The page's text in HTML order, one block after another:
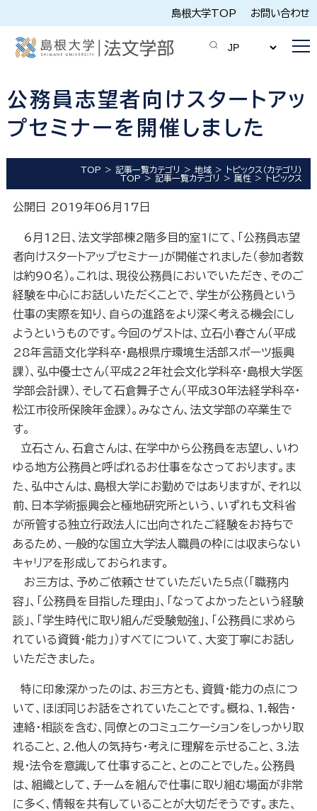
島根大学TOP お問い合わせ
公務員志望者向けスタートアッ
プセミナーを開催しました
TOP 記事一覧カテゴリ 地域
トピックス（カテゴリ）
TOP
記事一覧カテゴリ 属性 トピックス
公開日 2019年06月17日
6 月 12 日、法文学部棟2 階多目的室1 にて、「公務員志望
者向けスタートアップセミナー」が開催されました（参加者数
は約90名）。これは、現役公務員においでいただき、そのご
経験を中心にお話しいただくことで、学生が公務員という
仕事の実際を知り、自らの進路をより深く考える機会にし
ようというものです。今回のゲストは、立石小春さん（平成
28年言語文化学科卒・島根県庁環境生活部スポーツ振興
課）、弘中優士さん（平成22年社会文化学科卒・島根大学医
学部会計課）、そして石倉舞子さん（平成30年法経学科卒・
松江市役所保険年金課）。みなさん、法文学部の卒業生で
す。
立石さん、石倉さんは、在学中から公務員を志望し、いわ
ゆる地方公務員と呼ばれるお仕事をなさっております。ま
た、弘中さんは、島根大学にお勤めではありますが、それ以
前、日本学術振興会と極地研究所という、いずれも文科省
が所管する独立行政法人に出向されたご経験をお持ちで
あるため、一般的な国立大学法人職員の枠には収まらない
キャリアを形成しておられます。
お三方は、予めご依頼させていただいた5点（「職務内
容」、「公務員を目指した理由」、「なってよかったという経験
談」、「学生時代に取り組んだ受験勉強」、「公務員に求めら
れている資質・能力」）すべてについて、大変丁寧にお話し
いただきました。
特に印象深かったのは、お三方とも、資質・能力の点につ
いて、ほぼ同じお話をされていたことです。概ね、 1.報告・
連絡・相談を含む、同僚とのコミュニケーションをしっかり取
れること、 2.他人の気持ち・考えに理解を示せること、 3.法
規・法令を意識して仕事すること、とのことでした。公務員
は、組織として、チームを組んで仕事に取り組む場面が非常
に多く、情報を共有していることが大切だそうです。また、